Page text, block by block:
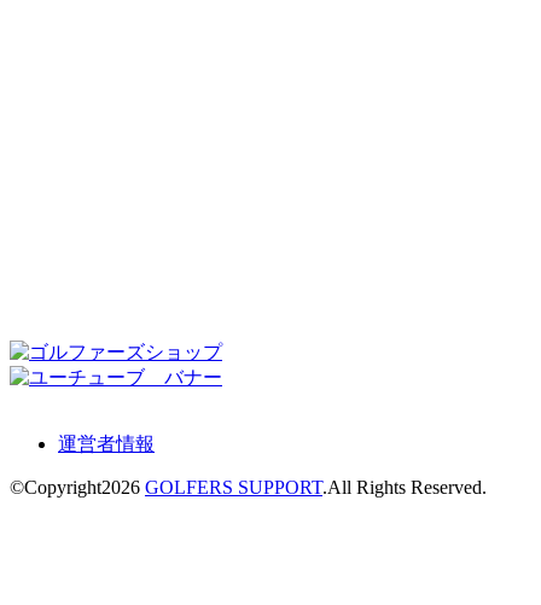
運営者情報
©Copyright2026 GOLFERS SUPPORT.All Rights Reserved.